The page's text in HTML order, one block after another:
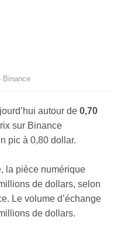
Binance
autour de 0,70
sur Binance
pic à 0,80 dollar.
la pièce numérique
de dollars, selon
Le volume d’échange
de dollars.